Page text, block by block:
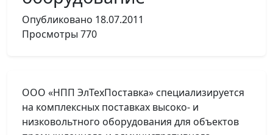
Опубликовано 18.07.2011
Просмотры 770
ООО «НПП ЭлТехПоставка» специализируется
на комплексных поставках высоко- и
низковольтного оборудования для объектов